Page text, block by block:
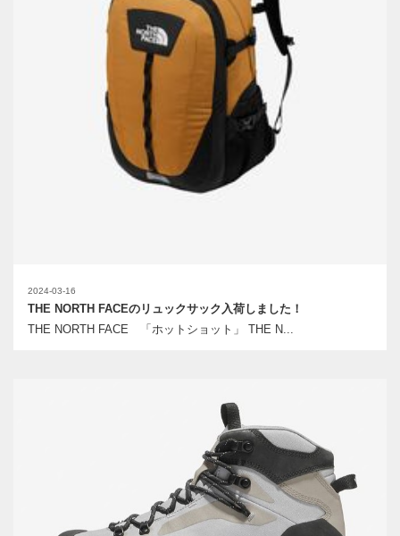
2024-03-16
THE NORTH FACEのリュックサック入荷しました！
THE NORTH FACE 「ホットショット」 THE N...